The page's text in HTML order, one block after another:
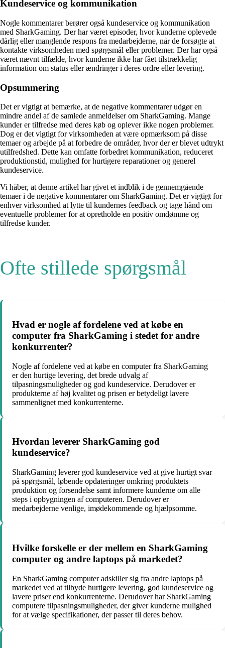
Kundeservice og kommunikation
Nogle kommentarer berører også kundeservice og kommunikation
med SharkGaming. Der har været episoder, hvor kunderne oplevede
dårlig eller manglende respons fra medarbejderne, når de forsøgte at
kontakte virksomheden med spørgsmål eller problemer. Der har også
været nævnt tilfælde, hvor kunderne ikke har fået tilstrækkelig
information om status eller ændringer i deres ordre eller levering.
Opsummering
Det er vigtigt at bemærke, at de negative kommentarer udgør en
mindre andel af de samlede anmeldelser om SharkGaming. Mange
kunder er tilfredse med deres køb og oplever ikke nogen problemer.
Dog er det vigtigt for virksomheden at være opmærksom på disse
temaer og arbejde på at forbedre de områder, hvor der er blevet udtrykt
utilfredshed. Dette kan omfatte forbedret kommunikation, reduceret
produktionstid, mulighed for hurtigere reparationer og generel
kundeservice.
Vi håber, at denne artikel har givet et indblik i de gennemgående
temaer i de negative kommentarer om SharkGaming. Det er vigtigt for
enhver virksomhed at lytte til kundernes feedback og tage hånd om
eventuelle problemer for at opretholde en positiv omdømme og
tilfredse kunder.
Ofte stillede spørgsmål
Hvad er nogle af fordelene ved at købe en
computer fra SharkGaming i stedet for andre
konkurrenter?
Nogle af fordelene ved at købe en computer fra SharkGaming
er den hurtige levering, det brede udvalg af
tilpasningsmuligheder og god kundeservice. Derudover er
produkterne af høj kvalitet og prisen er betydeligt lavere
sammenlignet med konkurrenterne.
Hvordan leverer SharkGaming god
kundeservice?
SharkGaming leverer god kundeservice ved at give hurtigt svar
på spørgsmål, løbende opdateringer omkring produktets
produktion og forsendelse samt informere kunderne om alle
steps i opbygningen af computeren. Derudover er
medarbejderne venlige, imødekommende og hjælpsomme.
Hvilke forskelle er der mellem en SharkGaming
computer og andre laptops på markedet?
En SharkGaming computer adskiller sig fra andre laptops på
markedet ved at tilbyde hurtigere levering, god kundeservice og
lavere priser end konkurrenterne. Derudover har SharkGaming
computere tilpasningsmuligheder, der giver kunderne mulighed
for at vælge specifikationer, der passer til deres behov.